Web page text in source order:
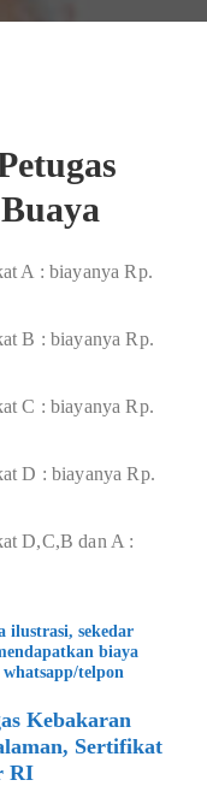
A : biayanya Rp.
B : biayanya Rp.
C : biayanya Rp.
D : biayanya Rp.
D,C,B dan A :
ilustrasi, sekedar
biaya
telpon
Kebakaran
Sertifikat
RI